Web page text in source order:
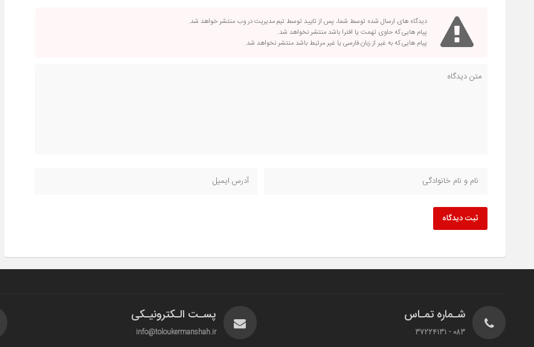
دیدگاه های ارسال شده توسط شما، پس از تایید توسط تیم مدیریت در وب منتشر خواهد شد.
پیام هایی که حاوی تهمت یا افترا باشد منتشر نخواهد شد.
پیام هایی که به غیر از زبان فارسی یا غیر مرتبط باشد منتشر نخواهد شد.
ثبت دیدگاه
شـماره تمـاس
083 - 37224131
پسـت الـکترونیـکی
info@toloukermanshah.ir